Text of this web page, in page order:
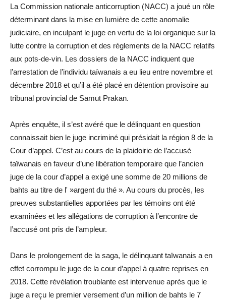
La Commission nationale anticorruption (NACC) a joué un rôle
déterminant dans la mise en lumière de cette anomalie
judiciaire, en inculpant le juge en vertu de la loi organique sur la
lutte contre la corruption et des règlements de la NACC relatifs
aux pots-de-vin. Les dossiers de la NACC indiquent que
l’arrestation de l’individu taïwanais a eu lieu entre novembre et
décembre 2018 et qu’il a été placé en détention provisoire au
tribunal provincial de Samut Prakan.
Après enquête, il s’est avéré que le délinquant en question
connaissait bien le juge incriminé qui présidait la région 8 de la
Cour d’appel. C’est au cours de la plaidoirie de l’accusé
taïwanais en faveur d’une libération temporaire que l’ancien
juge de la cour d’appel a exigé une somme de 20 millions de
bahts au titre de l' »argent du thé ». Au cours du procès, les
preuves substantielles apportées par les témoins ont été
examinées et les allégations de corruption à l’encontre de
l’accusé ont pris de l’ampleur.
Dans le prolongement de la saga, le délinquant taïwanais a en
effet corrompu le juge de la cour d’appel à quatre reprises en
2018. Cette révélation troublante est intervenue après que le
juge a reçu le premier versement d’un million de bahts le 7